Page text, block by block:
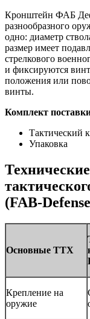
Кронштейн ФАБ
разнообразного
одно: диаметр
размер имеет
стрелкового
и фиксируются
положения или
винты.
Комплект
Тактический
Упаковка
(FAB-
Основные ТТХ
Крепление на
оружие